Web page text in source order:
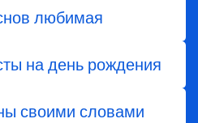
любимая
на день рождения
своими словами